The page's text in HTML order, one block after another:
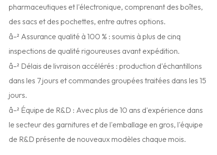
pharmaceutiques et l'électronique, comprenant des boîtes,
des sacs et des pochettes, entre autres options.
â–² Assurance qualité à 100 % : soumis à plus de cinq
inspections de qualité rigoureuses avant expédition.
â–² Délais de livraison accélérés : production d'échantillons
dans les 7 jours et commandes groupées traitées dans les 15
jours.
â–² Équipe de R&D : Avec plus de 10 ans d'expérience dans
le secteur des garnitures et de l'emballage en gros, l'équipe
de R&D présente de nouveaux modèles chaque mois.